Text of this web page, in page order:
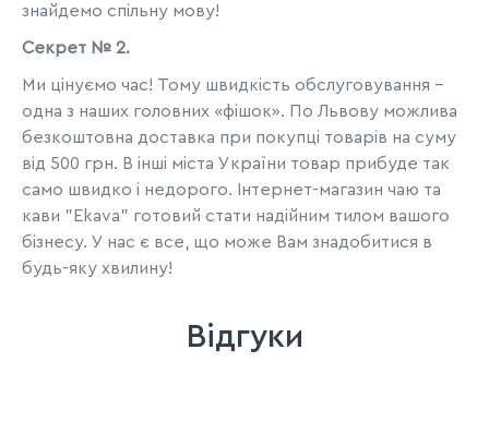
знайдемо спільну мову!
Секрет № 2.
Ми цінуємо час! Тому швидкість обслуговування -
одна з наших головних «фішок». По Львову можлива
безкоштовна доставка при покупці товарів на суму
від 500 грн. В інші міста України товар прибуде так
само швидко і недорого. Інтернет-магазин чаю та
кави "Ekava" готовий стати надійним тилом вашого
бізнесу. У нас є все, що може Вам знадобитися в
будь-яку хвилину!
Відгуки